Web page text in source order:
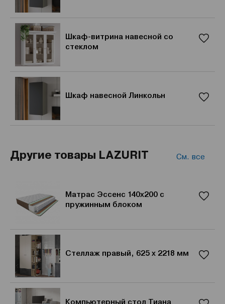
Шкаф-витрина навесной со
стеклом
Шкаф навесной Линкольн
Другие товары LAZURIT См. все
Матрас Эссенс 140x200 с
пружинным блоком
Стеллаж правый, 625 x 2218 мм
Компьютерный стол Тиана